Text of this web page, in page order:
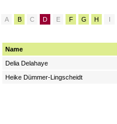
A B C D E F G H I
Name
Delia Delahaye
Heike Dümmer-Lingscheidt